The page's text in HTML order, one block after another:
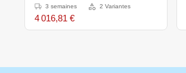
735x580x(h)520mm - Surface
utilisable 700x365
3 semaines 2 Variantes
4 016,81 €